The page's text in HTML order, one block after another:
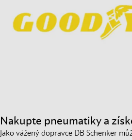
Nakupte pneumatiky a
Jako vážený dopravce DB Schenker